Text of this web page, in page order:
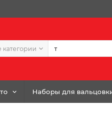
категории
Наборы для